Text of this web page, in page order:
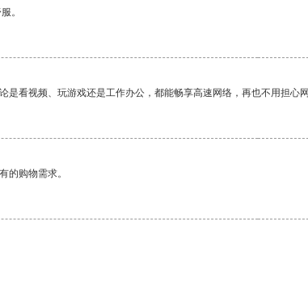
。
是看视频、玩游戏还是工作办公，都能畅享高速网络，再也不用担
的购物需求。